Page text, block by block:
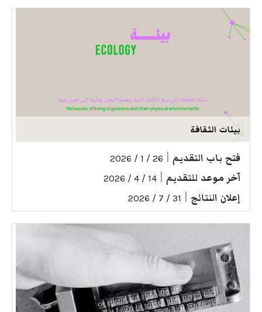
بيئات الثقافة
فتح باب التقديم 26 / 1 / 2026
آخر موعد للتقديم 14 / 4 / 2026
إعلان النتائج 31 / 7 / 2026